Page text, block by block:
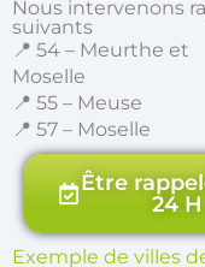
Nous intervenons
suivants
📍 54 – Meurthe et
Moselle
📍 55 – Meuse
📍 57 – Moselle
Être
24 H
Exemple de villes